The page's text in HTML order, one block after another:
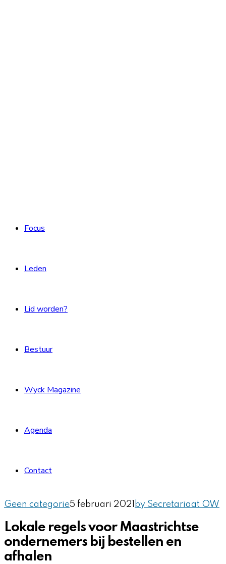
Focus
Leden
Lid worden?
Bestuur
Wyck Magazine
Agenda
Contact
Geen categorie5 februari 2021 by Secretariaat OW
Lokale regels voor Maastrichtse
ondernemers bij bestellen en
afhalen